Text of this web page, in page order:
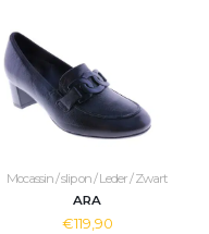
Mocassin / slip on / Leder / Zwart
ARA
€119,90